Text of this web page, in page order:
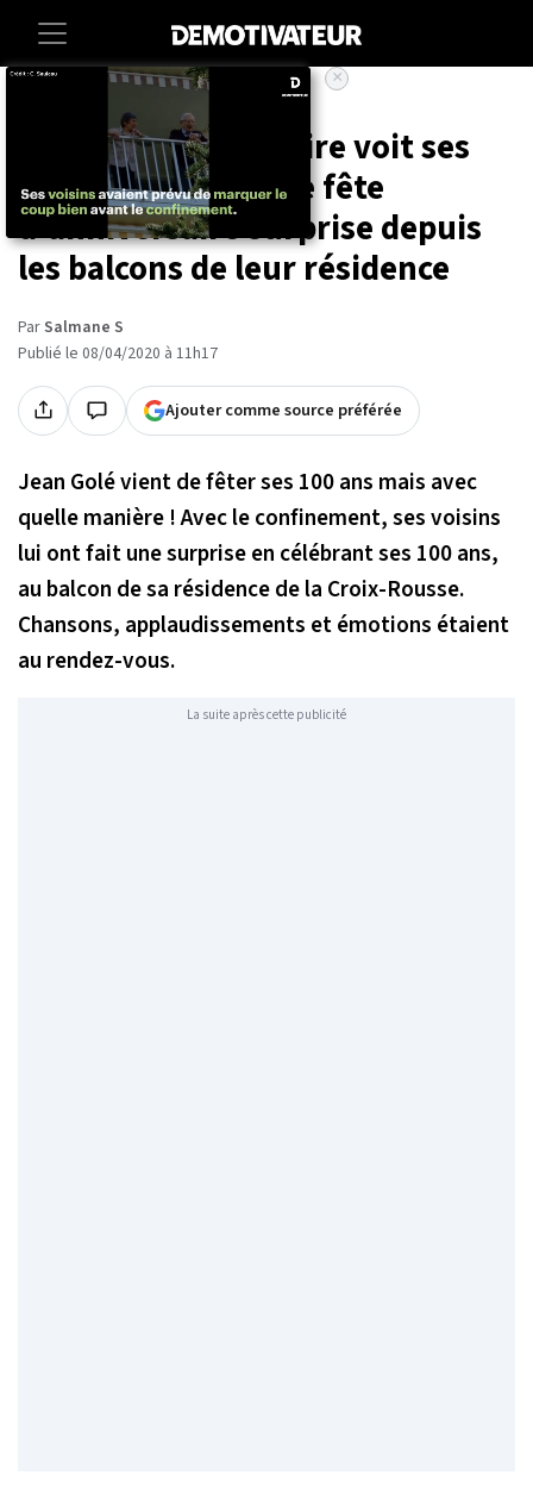
À Lyon, un centenaire voit ses
voisins lui faire une fête
d'anniversaire surprise depuis
les balcons de leur résidence
ParSalmane S
Publié le 08/04/2020 à 11h17
Ajouter comme source préférée
×
Jean Golé vient de fêter ses 100 ans mais avec
quelle manière ! Avec le confinement, ses voisins
lui ont fait une surprise en célébrant ses 100 ans,
au balcon de sa résidence de la Croix-Rousse.
Chansons, applaudissements et émotions étaient
au rendez-vous.
La suite après cette publicité